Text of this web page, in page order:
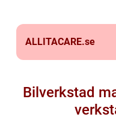
ALLITACARE.se
Bilverkstad